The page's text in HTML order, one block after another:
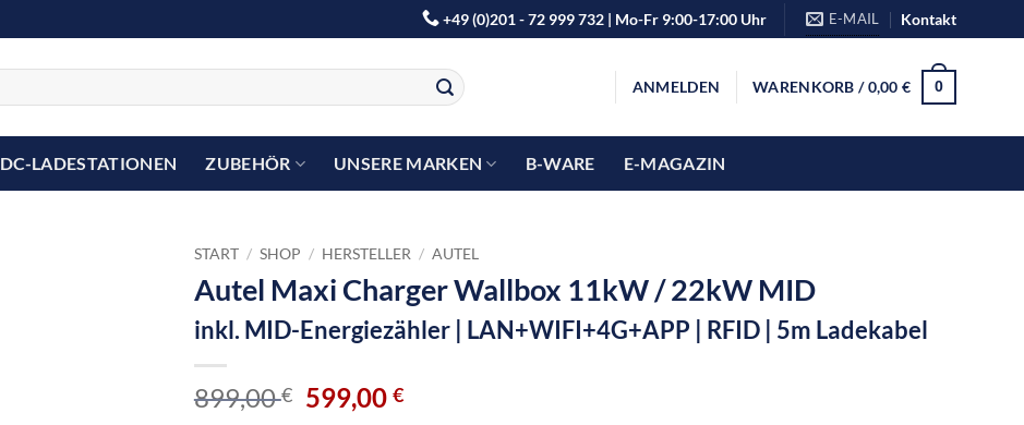
+49 (0)201 - 72 999 732 | Mo-Fr 9:00-17:00 Uhr E-MAIL Kontakt
ANMELDEN WARENKORB /0,00€ 0
DC-LADESTATIONEN ZUBEHÖR UNSERE MARKEN B-WARE E-MAGAZIN
START / SHOP / HERSTELLER / AUTEL
Autel Maxi Charger Wallbox 11kW / 22kW MID
inkl. MID-Energiezähler | LAN+WIFI+4G+APP | RFID | 5m Ladekabel
899,00€ 599,00€